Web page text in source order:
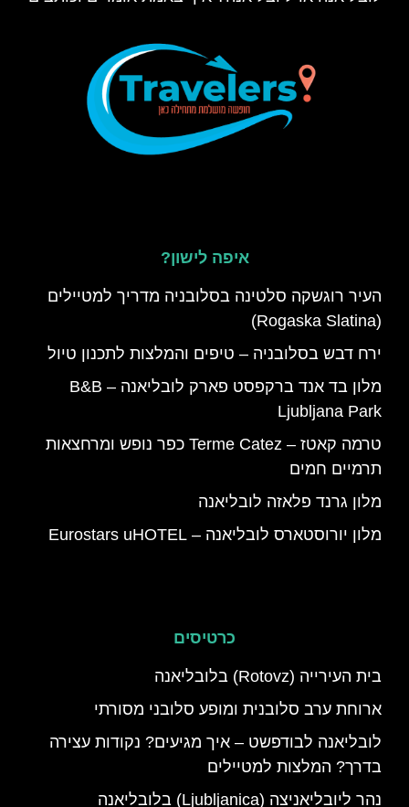
איפה לישון?
העיר רוגשקה סלטינה בסלובניה מדריך למטיילים
(Rogaska Slatina)
ירח דבש בסלובניה – טיפים והמלצות לתכנון טיול
מלון בד אנד ברקפסט פארק לובליאנה – B&B
Ljubljana Park
טרמה קאטז – Terme Catez כפר נופש ומרחצאות
תרמיים חמים
מלון גרנד פלאזה לובליאנה
מלון יורוסטארס לובליאנה – Eurostars uHOTEL
כרטיסים
בית העירייה (Rotovz) בלובליאנה
ארוחת ערב סלובנית ומופע סלובני מסורתי
לובליאנה לבודפשט – איך מגיעים? נקודות עצירה
בדרך? המלצות למטיילים
נהר ליובליאניצה (Ljubljanica) בלובליאנה